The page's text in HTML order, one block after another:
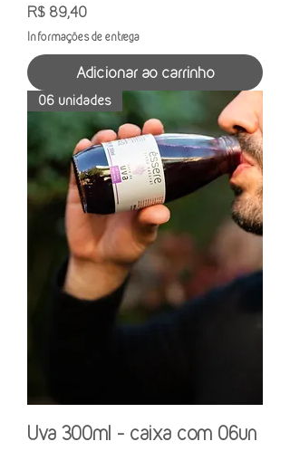
Preço
R$ 89,40
Informações de entrega
Adicionar ao carrinho
06 unidades
Uva 300ml - caixa com 06un